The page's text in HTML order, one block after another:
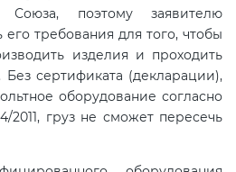
Союза, поэтому заявителю
требования для того, чтобы
изделия и проходить
сертификата (декларации),
оборудование согласно
2011, груз не сможет пересечь